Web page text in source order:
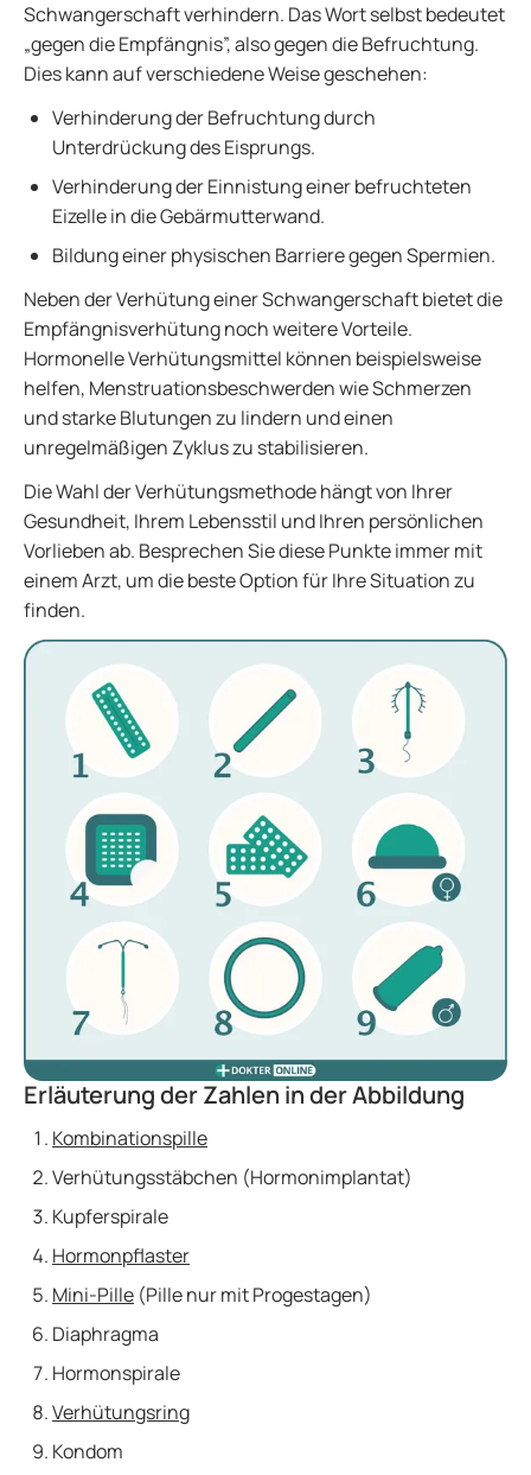
Schwangerschaft verhindern. Das Wort selbst bedeutet
„gegen die Empfängnis”, also gegen die Befruchtung.
Dies kann auf verschiedene Weise geschehen:
Verhinderung der Befruchtung durch
Unterdrückung des Eisprungs.
Verhinderung der Einnistung einer befruchteten
Eizelle in die Gebärmutterwand.
Bildung einer physischen Barriere gegen Spermien.
Neben der Verhütung einer Schwangerschaft bietet die
Empfängnisverhütung noch weitere Vorteile.
Hormonelle Verhütungsmittel können beispielsweise
helfen, Menstruationsbeschwerden wie Schmerzen
und starke Blutungen zu lindern und einen
unregelmäßigen Zyklus zu stabilisieren.
Die Wahl der Verhütungsmethode hängt von Ihrer
Gesundheit, Ihrem Lebensstil und Ihren persönlichen
Vorlieben ab. Besprechen Sie diese Punkte immer mit
einem Arzt, um die beste Option für Ihre Situation zu
finden.
Erläuterung der Zahlen in der Abbildung
Kombinationspille
Verhütungsstäbchen (Hormonimplantat)
Kupferspirale
Hormonpflaster
Mini-Pille (Pille nur mit Progestagen)
Diaphragma
Hormonspirale
Verhütungsring
Kondom